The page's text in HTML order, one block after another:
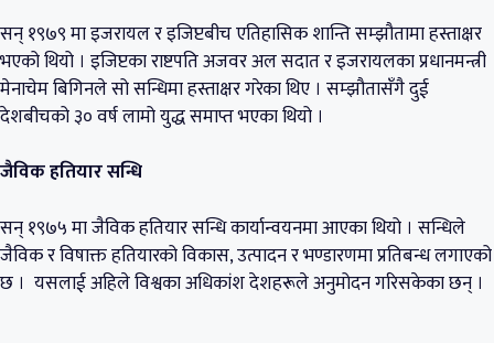
सन् १९७९ मा इजरायल र इजिप्टबीच एतिहासिक शान्ति सम्झौतामा हस्ताक्षर
भएको थियो । इजिप्टका राष्टपति अजवर अल सदात र इजरायलका प्रधानमन्त्री
मेनाचेम बिगिनले सो सन्धिमा हस्ताक्षर गरेका थिए । सम्झौतासँगै दुई
देशबीचको ३० वर्ष लामो युद्ध समाप्त भएका थियो ।
जैविक हतियार सन्धि
सन् १९७५ मा जैविक हतियार सन्धि कार्यान्वयनमा आएका थियो । सन्धिले
जैविक र विषाक्त हतियारको विकास, उत्पादन र भण्डारणमा प्रतिबन्ध लगाएको
छ । यसलाई अहिले विश्वका अधिकांश देशहरूले अनुमोदन गरिसकेका छन् ।